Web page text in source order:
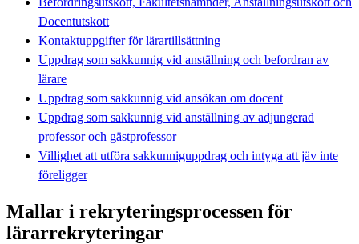
Docentutskott
Kontaktuppgifter för lärartillsättning
Uppdrag som sakkunnig vid anställning och befordran av
lärare
Uppdrag som sakkunnig vid ansökan om docent
Uppdrag som sakkunnig vid anställning av adjungerad
professor och gästprofessor
Villighet att utföra sakkunniguppdrag och intyga att jäv inte
föreligger
Mallar i rekryteringsprocessen för
lärarrekryteringar